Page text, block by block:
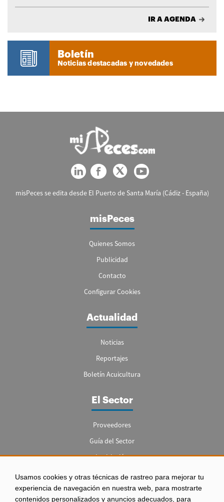
Usamos cookies y otras técnicas de rastreo para mejorar tu
experiencia de navegación en nuestra web, para mostrarte
contenidos personalizados y anuncios adecuados, para
IR A AGENDA
Boletín
Noticias destacadas y novedades
misPeces se edita desde El Puerto de Santa María (Cádiz - España)
misPeces
Quienes Somos
Publicidad
Contacto
Configurar Cookies
Actualidad
Noticias
Reportajes
Boletín Acuicultura
El Sector
Proveedores
Guía del Sector
Legislación
Empleo